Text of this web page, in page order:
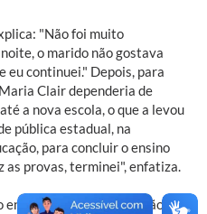
"Não foi muito
o marido não gostava
eu continuei." Depois, para
Clair dependeria de
a nova escola, o que a levou
pública estadual, na
para concluir o ensino
as provas, terminei", enfatiza.
médio, fez inscrição no